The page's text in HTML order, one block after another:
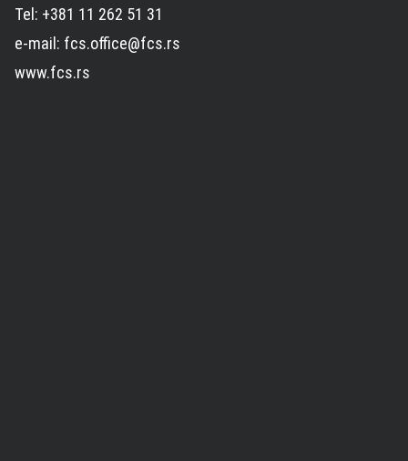
Tel: +381 11 262 51 31
e-mail: fcs.office@fcs.rs
www.fcs.rs